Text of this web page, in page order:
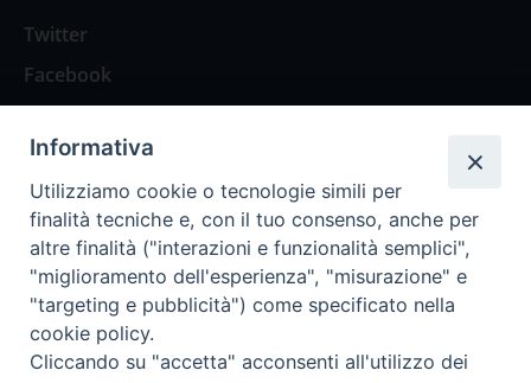
Twitter
Facebook
Spazio Lettori
Eventi
Eventi diocesani
Informativa
Utilizziamo cookie o tecnologie simili per
finalità tecniche e, con il tuo consenso, anche per
altre finalità ("interazioni e funzionalità semplici",
"miglioramento dell'esperienza", "misurazione" e
"targeting e pubblicità") come specificato nella
cookie policy.
Cliccando su "accetta" acconsenti all'utilizzo dei